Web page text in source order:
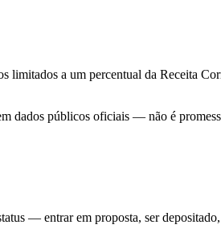
limitados a um percentual da Receita
dados públicos oficiais — não é
— entrar em proposta, ser